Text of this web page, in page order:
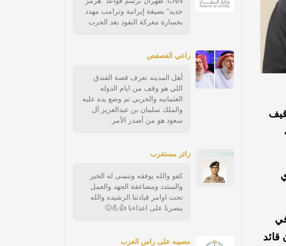
قائد
جديد" بصيغة إيرانية وترامب مهدد
بخسارة معركة النفوذ بعد الحرب
راعي الفصفص
أهل المدينه نعرف قصة الفندق
اللي هو وقف من ايام الدوله
العثمانيه والحربي تم وضع يده عليه
والملك سلمان بن عبدالعزيز آل
سعود هو من أصدر الأمر
زائر مستغرب
كفو والله يوفقه ونتمنى له الخير
والسئدد ومضاعفة الجهد والعمل
تحت اوامر قيادتنا الرشيده والله
ينصرنا على اعداءنا 👍💪😊
مصيبه على راس العرب